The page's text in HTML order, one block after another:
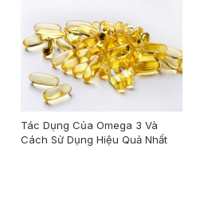
Tác Dụng Của Omega 3 Và
Cách Sử Dụng Hiệu Quả Nhất